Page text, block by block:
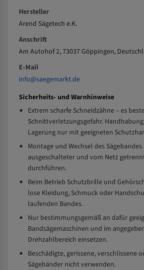
Hersteller
Arend Sägetech e.K.
Anschrift
Am Autohof 2, 73037 Göppingen,
E-Mail
info@saegemarkt.de
Sicherheits- und Warnhinweise
Extrem scharfe Schneidzähne – es
Schnittverletzungsgefahr.
Lagerung nur mit geeigneten
Montage und Wechsel des
ausgeschalteter und vom Netz
durchführen.
Beim Betrieb Schutzbrille und
lose Kleidung, Schmuck oder
laufenden Bandes.
Nur bestimmungsgemäß an dafür
Bandsägemaschinen und im
Drehzahlbereich einsetzen.
Beschädigte, gerissene, verschlissene
Sägebänder nicht verwenden.